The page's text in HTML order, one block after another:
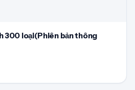
300 loại(Phiên bản thông